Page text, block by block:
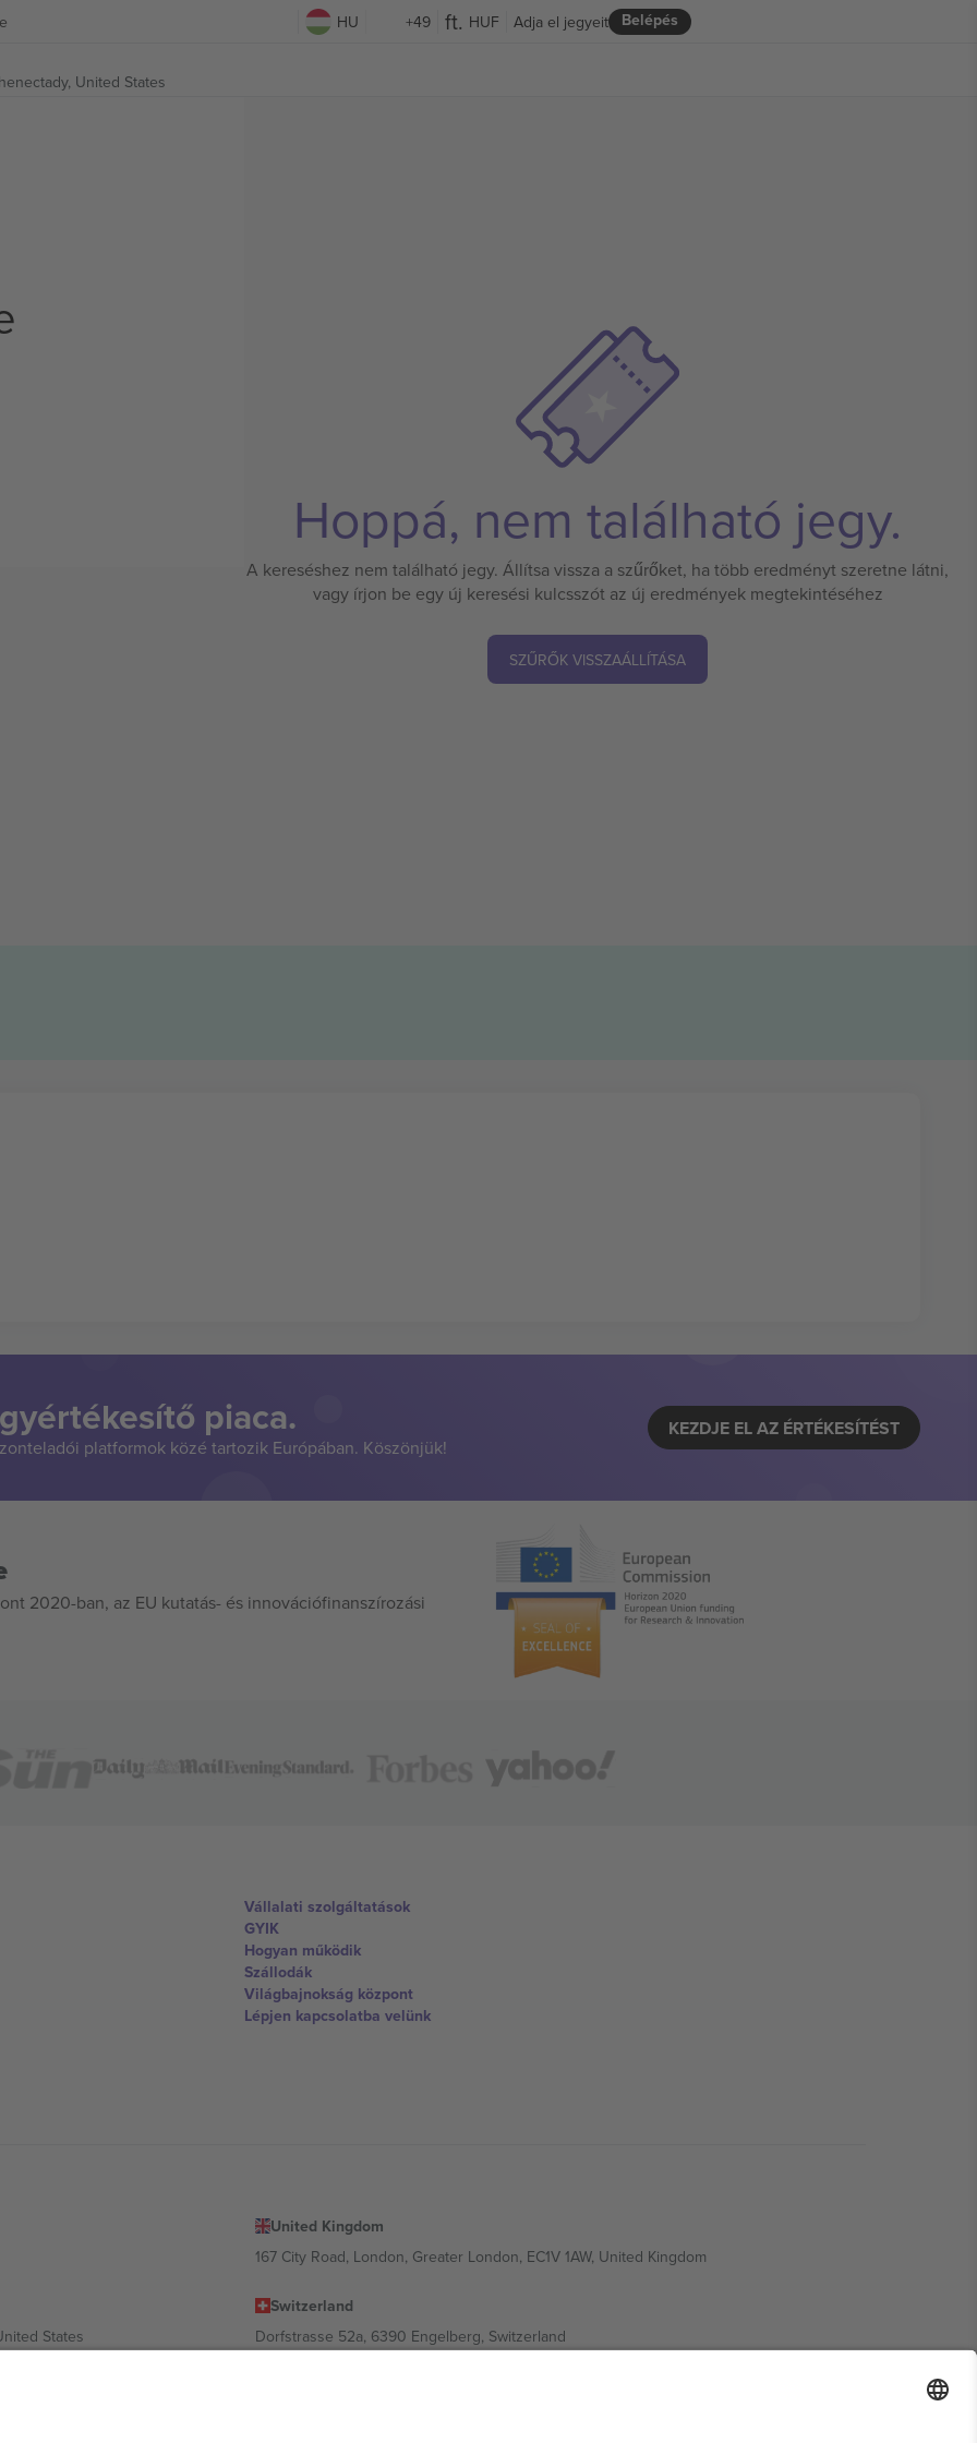
HU +49 HUF Belépés
Adja el jegyeit
United States
Hoppá, nem található jegy.
A kereséshez nem található jegy. Állítsa vissza a szűrőket, ha több eredményt szeretne látni,
vagy írjon be egy új keresési kulcsszót az új eredmények megtekintéséhez
SZŰRŐK VISSZAÁLLÍTÁSA
piaca.
platformok közé tartozik Európában. Köszönjük!
KEZDJE EL AZ ÉRTÉKESÍTÉST
2020-ban, az EU kutatás- és innovációfinanszírozási
Vállalati szolgáltatások
GYIK
Hogyan működik
Szállodák
Világbajnokság központ
Lépjen kapcsolatba velünk
United Kingdom
167 City Road, London, Greater London, EC1V 1AW, United Kingdom
States
Switzerland
Dorfstrasse 52a, 6390 Engelberg, Switzerland